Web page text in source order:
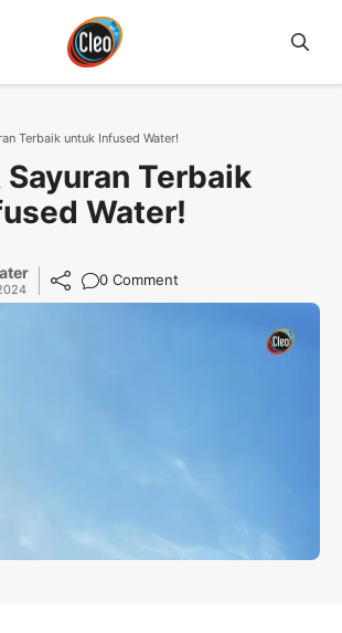
Terbaik untuk Infused Water!
Sayuran Terbaik
Water!
0 Comment